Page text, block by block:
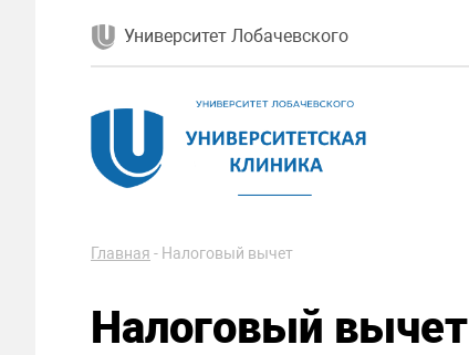
Университет Лобачевского
Главная - Налоговый вычет
Налоговый вычет